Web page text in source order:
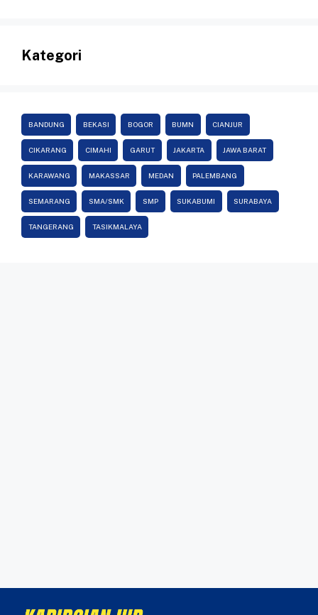
Kategori
BANDUNG BEKASI BOGOR BUMN CIANJUR
CIKARANG CIMAHI GARUT JAKARTA JAWA BARAT
KARAWANG MAKASSAR MEDAN PALEMBANG
SEMARANG SMA/SMK SMP SUKABUMI SURABAYA
TANGERANG TASIKMALAYA